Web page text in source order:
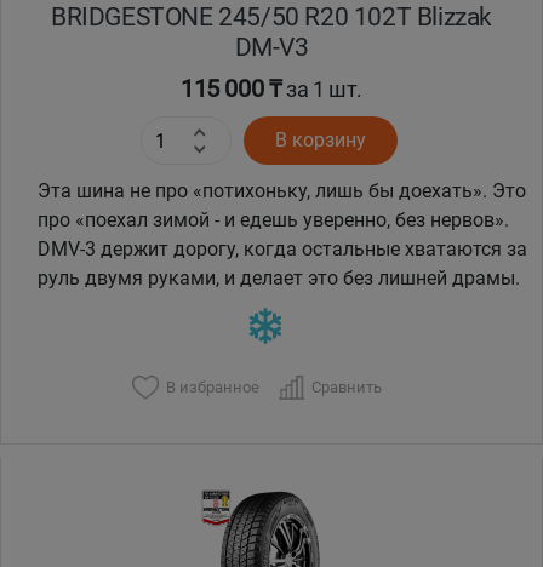
BRIDGESTONE 245/50 R20 102T Blizzak
DM-V3
115 000 ₸за 1 шт.
В корзину
Эта шина не про «потихоньку, лишь бы доехать». Это
про «поехал зимой - и едешь уверенно, без нервов».
DMV-3 держит дорогу, когда остальные хватаются за
руль двумя руками, и делает это без лишней драмы.
В избранное Сравнить